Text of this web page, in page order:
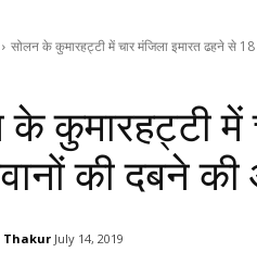
सोलन के कुमारहट्टी में चार मंजिला इमारत ढहने से 18
कुमारहट्टी में
की दबने की
Thakur July 14, 2019